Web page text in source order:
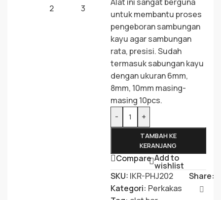
untuk membantu proses
pengeboran sambungan
kayu agar sambungan
rata, presisi. Sudah
termasuk sabungan kayu
dengan ukuran 6mm,
8mm, 10mm masing-
masing 10pcs.
-
+
TAMBAH KE
KERANJANG
Compare Add to
wishlist
SKU: IKR-PHJ202
Kategori: Perkakas
Share: